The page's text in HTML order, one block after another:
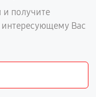
получите
интересующему Вас